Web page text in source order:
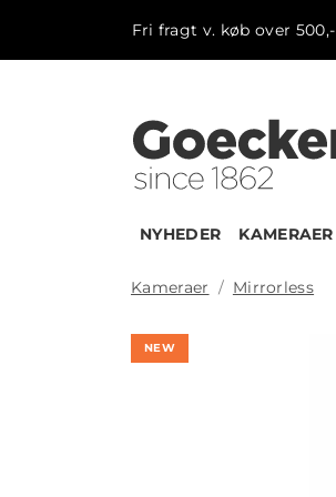
Fri fragt v. køb over 500,-
NYHEDER KAMERAER
Kameraer Mirrorless
NEW